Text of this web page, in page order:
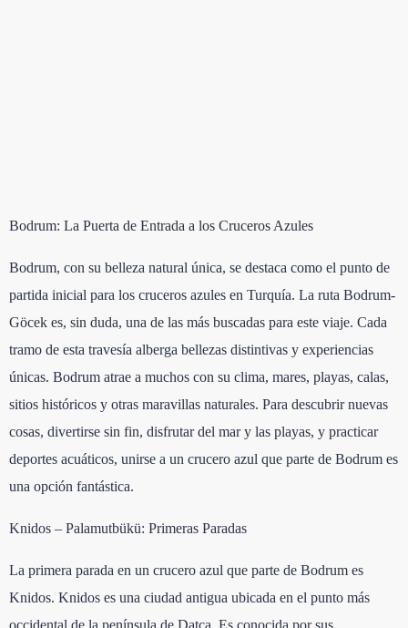
Bodrum: La Puerta de Entrada a los Cruceros Azules
Bodrum, con su belleza natural única, se destaca como el punto de
partida inicial para los cruceros azules en Turquía. La ruta Bodrum-
Göcek es, sin duda, una de las más buscadas para este viaje. Cada
tramo de esta travesía alberga bellezas distintivas y experiencias
únicas. Bodrum atrae a muchos con su clima, mares, playas, calas,
sitios históricos y otras maravillas naturales. Para descubrir nuevas
cosas, divertirse sin fin, disfrutar del mar y las playas, y practicar
deportes acuáticos, unirse a un crucero azul que parte de Bodrum es
una opción fantástica.
Knidos – Palamutbükü: Primeras Paradas
La primera parada en un crucero azul que parte de Bodrum es
Knidos. Knidos es una ciudad antigua ubicada en el punto más
occidental de la península de Datça. Es conocida por sus